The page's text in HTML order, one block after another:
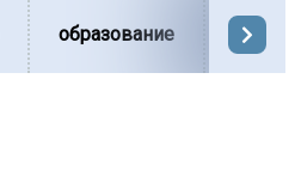
образование